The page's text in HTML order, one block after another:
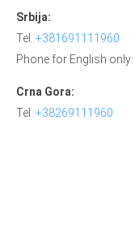
Srbija:
Tel. +381691111960
Phone for English only:
Crna Gora:
Tel. +38269111960